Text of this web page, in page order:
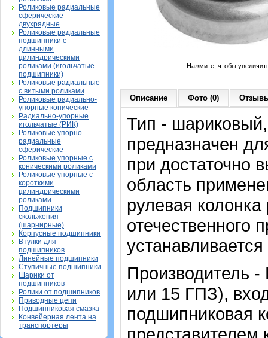
Роликовые радиальные
сферические
двухрядные
Роликовые радиальные
подшипники с
длинными
цилиндрическими
роликами (игольчатые
подшипники)
Роликовые радиальные
с витыми роликами
Роликовые радиально-
упорные конические
Радиально-упорные
игольчатые (РИК)
Роликовые упорно-
радиальные
сферические
Роликовые упорные с
коническими роликами
Роликовые упорные с
короткими
цилиндрическими
роликами
Подшипники
скольжения
(шарнирные)
Корпусные подшипники
Втулки для
подшипников
Линейные подшипники
Ступичные подшипники
Шарики от
подшипников
Ролики от подшипников
Приводные цепи
Подшипниковая смазка
Конвейерная лента на
транспортеры
Нажмите, чтобы
Описание Фото (0)
Тип -
предназначен
при достаточно
область
рулевая
отечественного
Производитель
или 15 ГПЗ),
подшипниковая